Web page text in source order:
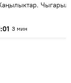
3 мин